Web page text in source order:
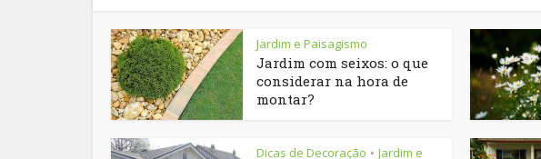
Jardim e Paisagismo
Jardim com seixos: o que
considerar na hora de
montar?
Dicas de Decoração • Jardim e